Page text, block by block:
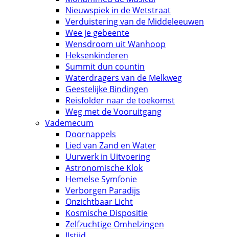
Nieuwspiek in de Wetstraat
Verduistering van de Middeleeuwen
Wee je gebeente
Wensdroom uit Wanhoop
Heksenkinderen
Summit dun countin
Waterdragers van de Melkweg
Geestelijke Bindingen
Reisfolder naar de toekomst
Weg met de Vooruitgang
Vademecum
Doornappels
Lied van Zand en Water
Uurwerk in Uitvoering
Astronomische Klok
Hemelse Symfonie
Verborgen Paradijs
Onzichtbaar Licht
Kosmische Dispositie
Zelfzuchtige Omhelzingen